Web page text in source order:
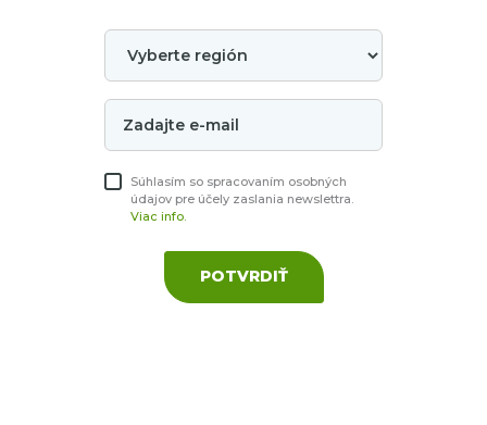
Súhlasím so spracovaním osobných
údajov pre účely zaslania newslettra.
Viac info.
POTVRDIŤ